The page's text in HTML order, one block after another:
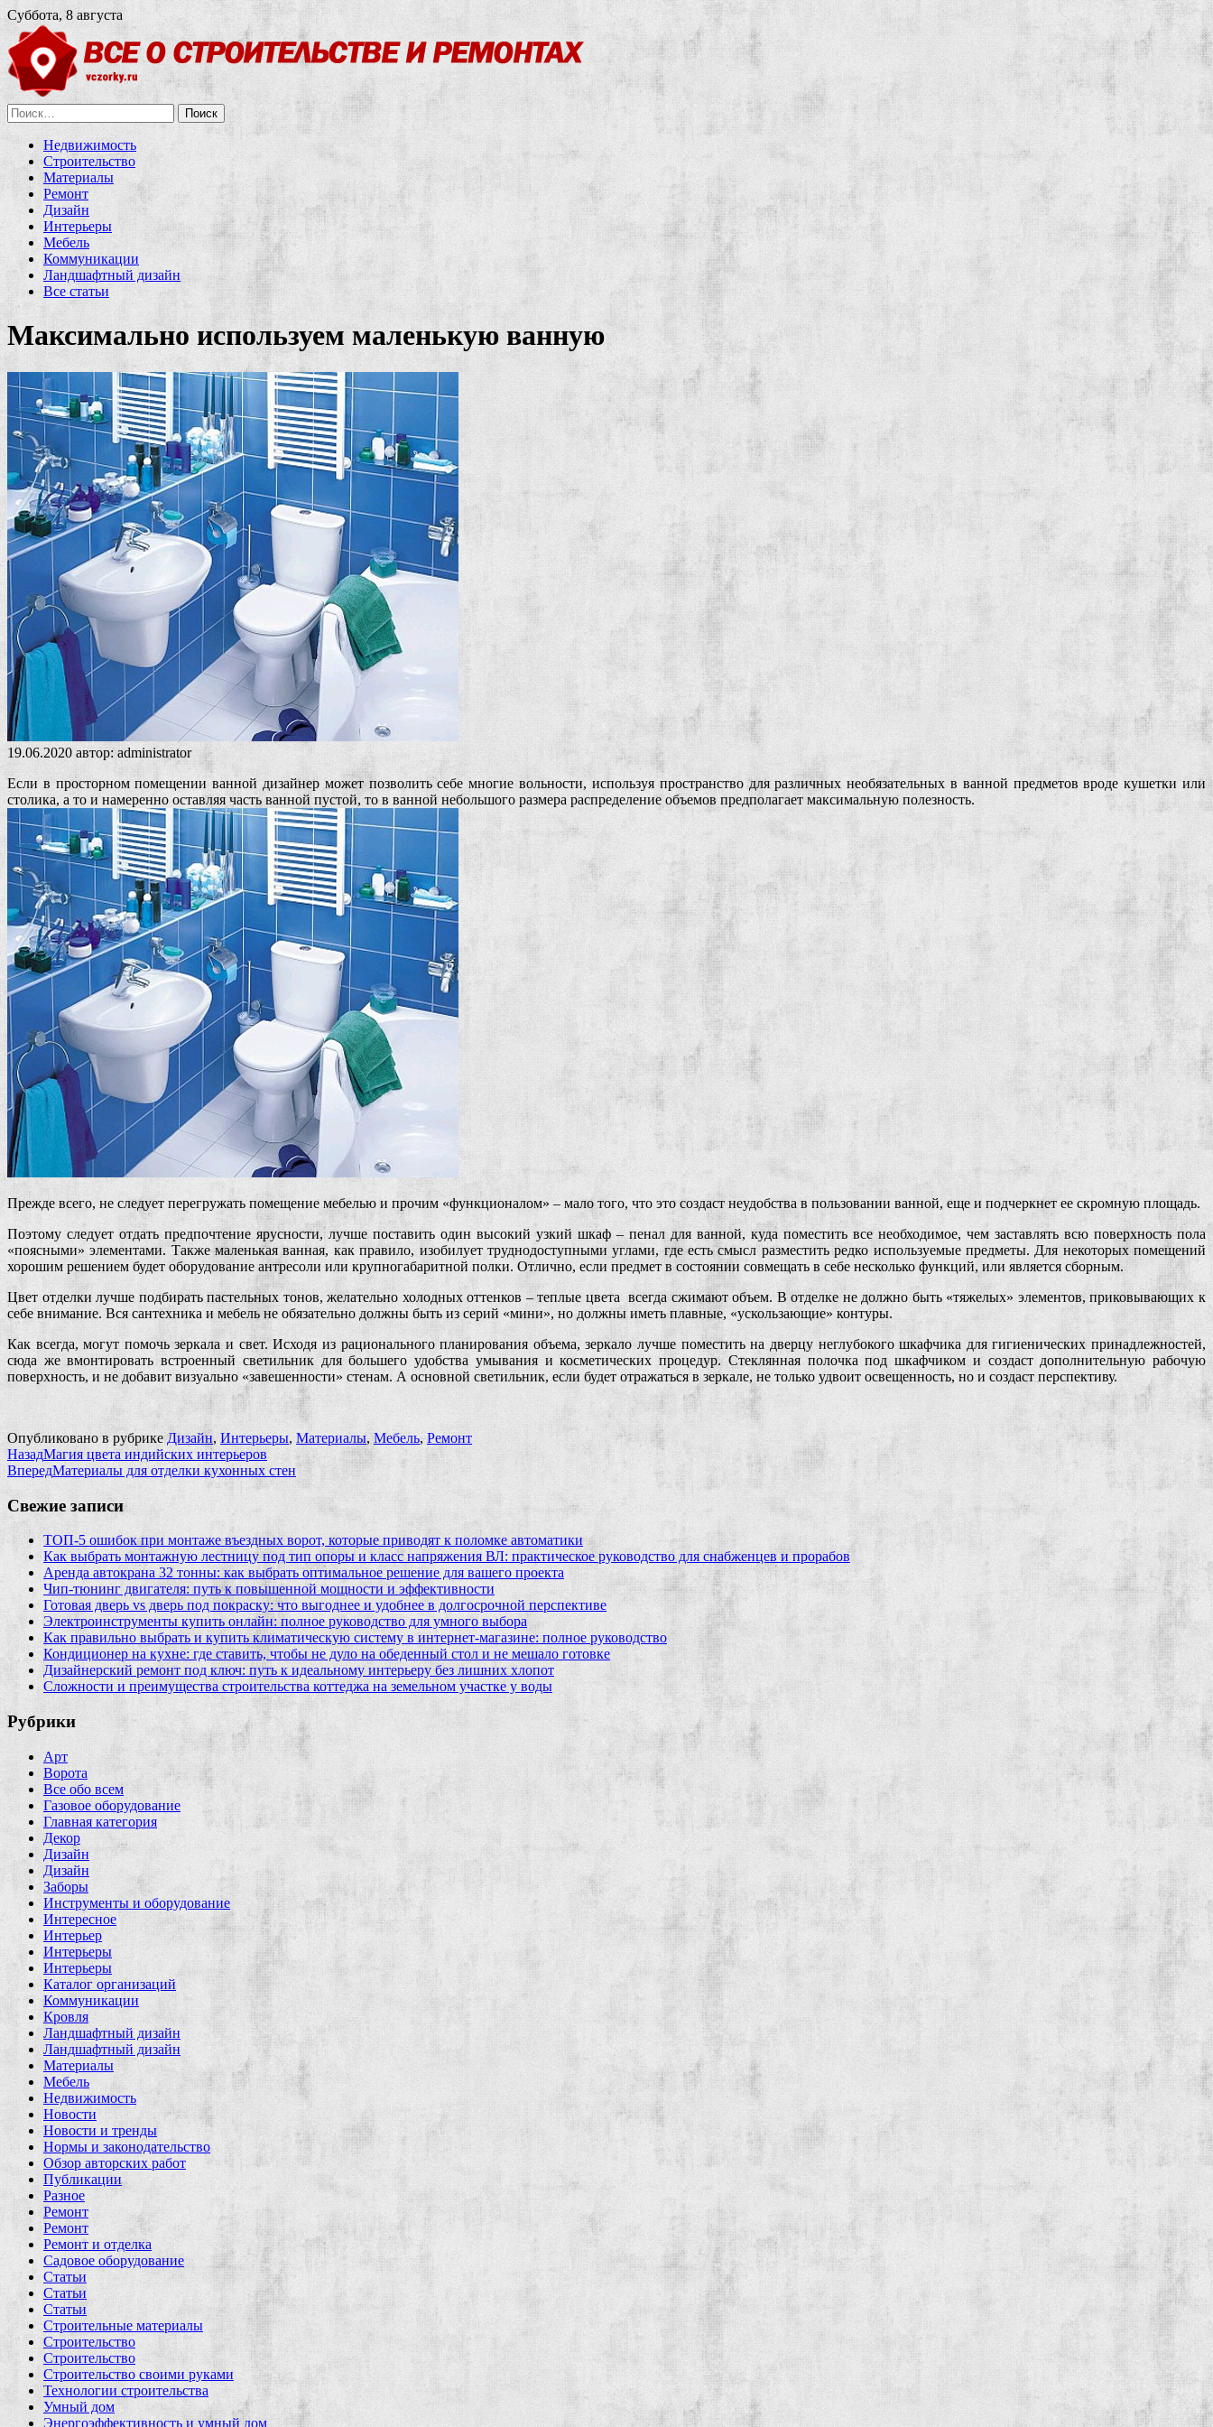
Суббота, 8 августа
Найти:
Недвижимость
Строительство
Материалы
Ремонт
Дизайн
Интерьеры
Мебель
Коммуникации
Ландшафтный дизайн
Все статьи
Максимально используем маленькую ванную
19.06.2020 автор: administrator
Если в просторном помещении ванной дизайнер может позволить себе многие вольности, используя пространство для различных необязательных в ванной предметов вроде кушетки или
столика, а то и намеренно оставляя часть ванной пустой, то в ванной небольшого размера распределение объемов предполагает максимальную полезность.
Прежде всего, не следует перегружать помещение мебелью и прочим «функционалом» – мало того, что это создаст неудобства в пользовании ванной, еще и подчеркнет ее скромную площадь.
Поэтому следует отдать предпочтение ярусности, лучше поставить один высокий узкий шкаф – пенал для ванной, куда поместить все необходимое, чем заставлять всю поверхность пола
«поясными» элементами. Также маленькая ванная, как правило, изобилует труднодоступными углами, где есть смысл разместить редко используемые предметы. Для некоторых помещений
хорошим решением будет оборудование антресоли или крупногабаритной полки. Отлично, если предмет в состоянии совмещать в себе несколько функций, или является сборным.
Цвет отделки лучше подбирать пастельных тонов, желательно холодных оттенков – теплые цвета всегда сжимают объем. В отделке не должно быть «тяжелых» элементов, приковывающих к
себе внимание. Вся сантехника и мебель не обязательно должны быть из серий «мини», но должны иметь плавные, «ускользающие» контуры.
Как всегда, могут помочь зеркала и свет. Исходя из рационального планирования объема, зеркало лучше поместить на дверцу неглубокого шкафчика для гигиенических принадлежностей,
сюда же вмонтировать встроенный светильник для большего удобства умывания и косметических процедур. Стеклянная полочка под шкафчиком и создаст дополнительную рабочую
поверхность, и не добавит визуально «завешенности» стенам. А основной светильник, если будет отражаться в зеркале, не только удвоит освещенность, но и создаст перспективу.
Опубликовано в рубрикеДизайн, Интерьеры, Материалы, Мебель,Ремонт
НазадМагия цвета индийских интерьеров
ВпередМатериалы для отделки кухонных стен
Свежие записи
ТОП-5 ошибок при монтаже въездных ворот, которые приводят к поломке автоматики
Как выбрать монтажную лестницу под тип опоры и класс напряжения ВЛ: практическое руководство для снабженцев и прорабов
Аренда автокрана 32 тонны: как выбрать оптимальное решение для вашего проекта
Чип‑тюнинг двигателя: путь к повышенной мощности и эффективности
Готовая дверь vs дверь под покраску: что выгоднее и удобнее в долгосрочной перспективе
Электроинструменты купить онлайн: полное руководство для умного выбора
Как правильно выбрать и купить климатическую систему в интернет‑магазине: полное руководство
Кондиционер на кухне: где ставить, чтобы не дуло на обеденный стол и не мешало готовке
Дизайнерский ремонт под ключ: путь к идеальному интерьеру без лишних хлопот
Сложности и преимущества строительства коттеджа на земельном участке у воды
Рубрики
Арт
Ворота
Все обо всем
Газовое оборудование
Главная категория
Декор
Дизайн
Дизайн
Заборы
Инструменты и оборудование
Интересное
Интерьер
Интерьеры
Интерьеры
Каталог организаций
Коммуникации
Кровля
Ландшафтный дизайн
Ландшафтный дизайн
Материалы
Мебель
Недвижимость
Новости
Новости и тренды
Нормы и законодательство
Обзор авторских работ
Публикации
Разное
Ремонт
Ремонт
Ремонт и отделка
Садовое оборудование
Статьи
Статьи
Статьи
Строительные материалы
Строительство
Строительство
Строительство своими руками
Технологии строительства
Умный дом
Энергоэффективность и умный дом